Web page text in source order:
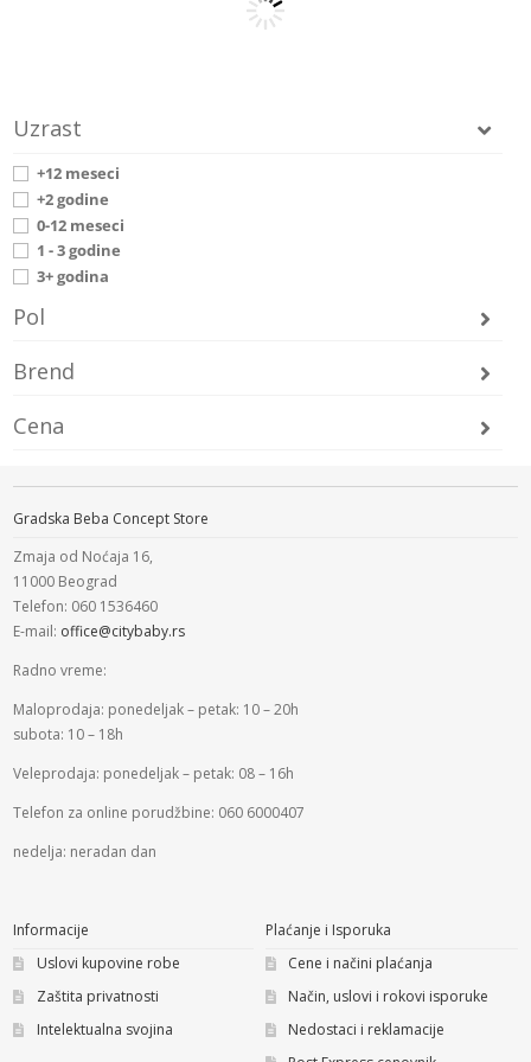
Uzrast
+12 meseci
+2 godine
0-12 meseci
1 - 3 godine
3+ godina
Pol
Brend
Cena
Gradska Beba Concept Store
Zmaja od Noćaja 16,
11000 Beograd
Telefon: 060 1536460
E-mail: office@citybaby.rs
Radno vreme:
Maloprodaja: ponedeljak – petak: 10 – 20h
subota: 10 – 18h
Veleprodaja: ponedeljak – petak: 08 – 16h
Telefon za online porudžbine: 060 6000407
nedelja: neradan dan
Informacije
Uslovi kupovine robe
Zaštita privatnosti
Intelektualna svojina
Plaćanje i Isporuka
Cene i načini plaćanja
Način, uslovi i rokovi isporuke
Nedostaci i reklamacije